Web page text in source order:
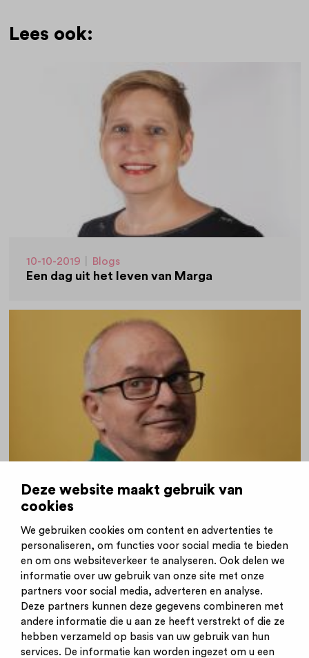
Deze website maakt gebruik van
cookies
We gebruiken cookies om content en advertenties te
personaliseren, om functies voor social media te bieden
en om ons websiteverkeer te analyseren. Ook delen we
informatie over uw gebruik van onze site met onze
partners voor social media, adverteren en analyse.
Deze partners kunnen deze gegevens combineren met
andere informatie die u aan ze heeft verstrekt of die ze
hebben verzameld op basis van uw gebruik van hun
services. De informatie kan worden ingezet om u een
Lees ook:
10-10-2019 Blogs
Een dag uit het leven van Marga
11-11-2019
'Door dit werk voel ik me soms heel klein'
Inschrijven nieuwsbrief
Inloggen